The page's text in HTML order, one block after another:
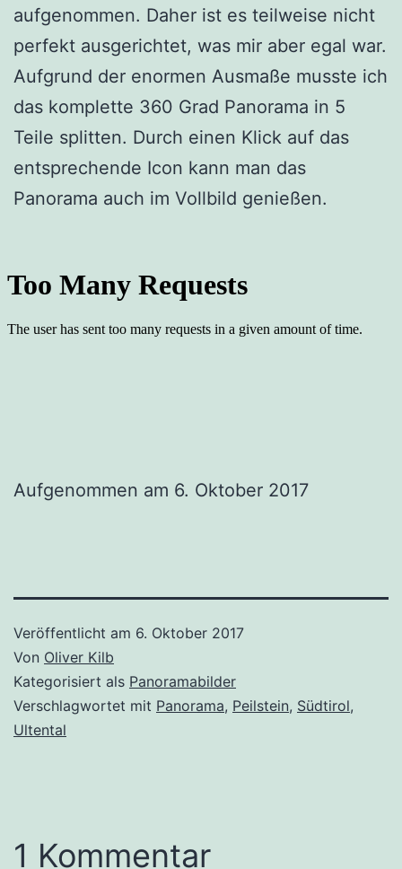
aufgenommen. Daher ist es teilweise nicht
perfekt ausgerichtet, was mir aber egal war.
Aufgrund der enormen Ausmaße musste ich
das komplette 360 Grad Panorama in 5
Teile splitten. Durch einen Klick auf das
entsprechende Icon kann man das
Panorama auch im Vollbild genießen.
Aufgenommen am 6. Oktober 2017
Veröffentlicht am 6. Oktober 2017
Von Oliver Kilb
Kategorisiert als Panoramabilder
Verschlagwortet mit Panorama, Peilstein, Südtirol,
Ultental
1 Kommentar